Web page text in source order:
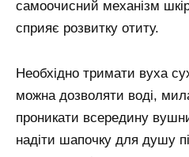
самоочисний механізм
сприяє розвитку отиту.
Необхідно тримати вуха
можна дозволяти воді,
проникати всередину
надіти шапочку для душу